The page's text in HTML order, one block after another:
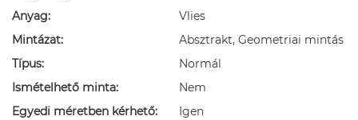
Anyag:
Vlies
Mintázat:
Absztrakt, Geometriai mintás
Típus:
Normál
Ismételhető minta:
Nem
Egyedi méretben kérhető:
Igen